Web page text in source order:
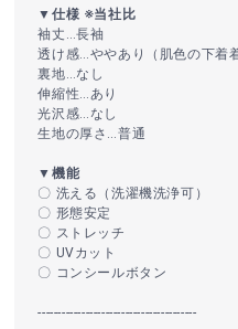
▼仕様 ※当社比
袖丈…長袖
透け感…ややあり（肌色の下着
裏地…なし
伸縮性…あり
光沢感…なし
生地の厚さ…普通
▼機能
〇 洗える（洗濯機洗浄可）
〇 形態安定
〇 ストレッチ
〇 UVカット
〇 コンシールボタン
----------------------------------------